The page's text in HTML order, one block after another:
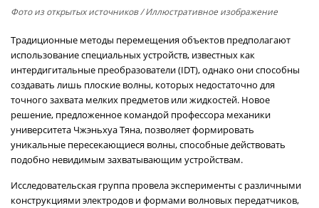
Фото из открытых источников/ Иллюстративное изображение
Традиционные методы перемещения объектов предполагают
использование специальных устройств, известных как
интердигитальные преобразователи (IDT), однако они способны
создавать лишь плоские волны, которых недостаточно для
точного захвата мелких предметов или жидкостей. Новое
решение, предложенное командой профессора механики
университета Чжэньхуа Тяна, позволяет формировать
уникальные пересекающиеся волны, способные действовать
подобно невидимым захватывающим устройствам.
Исследовательская группа провела эксперименты с различными
конструкциями электродов и формами волновых передатчиков,